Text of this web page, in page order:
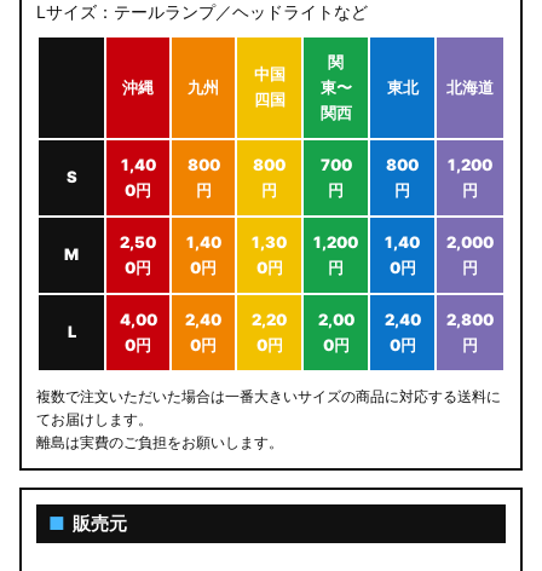
Lサイズ：テールランプ／ヘッドライトなど
沖縄 九州
中国
四国
関
東〜
関西
東北 北海道
S
1,40
0円
800
円
800
円
700
円
800
円
1,200
円
M
2,50
0円
1,40
0円
1,30
0円
1,200
円
1,40
0円
2,000
円
L
4,00
0円
2,40
0円
2,20
0円
2,00
0円
2,40
0円
2,800
円
複数で注文いただいた場合は一番大きいサイズの商品に対応する送料に
てお届けします。
離島は実費のご負担をお願いします。
■ 販売元